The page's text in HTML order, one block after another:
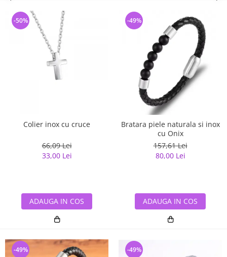
Colier inox cu cruce
66,09 Lei
33,00 Lei
-50%
ADAUGA IN COS
Bratara piele naturala si inox
cu Onix
157,61 Lei
80,00 Lei
-49%
ADAUGA IN COS
-49% -49%